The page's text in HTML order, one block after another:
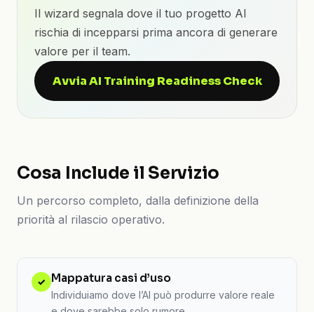
Il wizard segnala dove il tuo progetto AI
rischia di incepparsi prima ancora di generare
valore per il team.
Avvia AI Training Readiness Check
Cosa Include il Servizio
Un percorso completo, dalla definizione della
priorità al rilascio operativo.
✓ Mappatura casi d’uso
Individuiamo dove l’AI può produrre valore reale